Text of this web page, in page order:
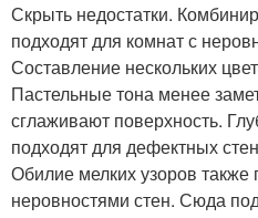
Скрыть недостатки.
подходят для комнат с
Составление нескольких
Пастельные тона менее
сглаживают поверхность.
подходят для дефектных
Обилие мелких узоров также
неровностями стен. Сюда